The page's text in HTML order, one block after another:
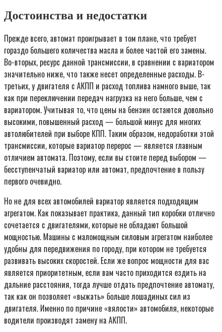
Достоинства и недостатки
Прежде всего, автомат проигрывает в том плане, что требует
гораздо большего количества масла и более частой его замены.
Во-вторых, ресурс данной трансмиссии, в сравнении с вариатором
значительно ниже, что также несет определенные расходы. В-
третьих, у двигателя с АКПП и расход топлива намного выше, так
как при переключении передач нагрузка на него больше, чем с
вариатором. Учитывая то, что цены на бензин остаются довольно
высокими, повышенный расход — большой минус для многих
автолюбителей при выборе КПП. Таким образом, недоработки этой
трансмиссии, которые вариатор перерос — является главным
отличием автомата. Поэтому, если вы стоите перед выбором —
бесступенчатый вариатор или автомат, предпочтение в пользу
первого очевидно.
Но не для всех автомобилей вариатор является подходящим
агрегатом. Как показывает практика, данный тип коробки отлично
сочетается с двигателями, которые не обладают большой
мощностью. Машины с маломощным силовым агрегатом наиболее
удобны для передвижения по городу, при котором не требуется
развивать высоких скоростей. Если же вопрос мощности для вас
является приоритетным, если вам часто приходится ездить на
дальние расстояния, тогда лучше отдать предпочтение автомату,
так как он позволяет «выжать» больше лошадиных сил из
двигателя. Именно по причине «вялости» автомобиля, некоторые
водители производят замену на АКПП.